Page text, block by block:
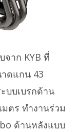
าก KYB ที่
ดแกน 43
บบเบรกด้าน
ตร ทำงานร่วม
ด้านหลังแบบ